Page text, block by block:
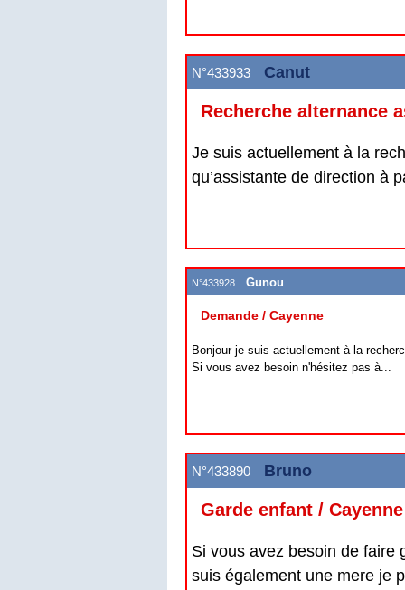
N°433933 Canut
Recherche alternance
Je suis actuellement à la
qu’assistante de direction à
N°433928 Gunou
Demande / Cayenne
Bonjour je suis actuellement à la
Si vous avez besoin n'hésitez pas à...
N°433890 Bruno
Garde enfant / Cayenne
Si vous avez besoin de faire
suis également une mere je